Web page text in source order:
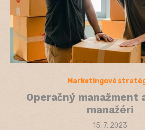
Marketingové
Operačný manažment
manažéri
Posted
15. 7. 2023